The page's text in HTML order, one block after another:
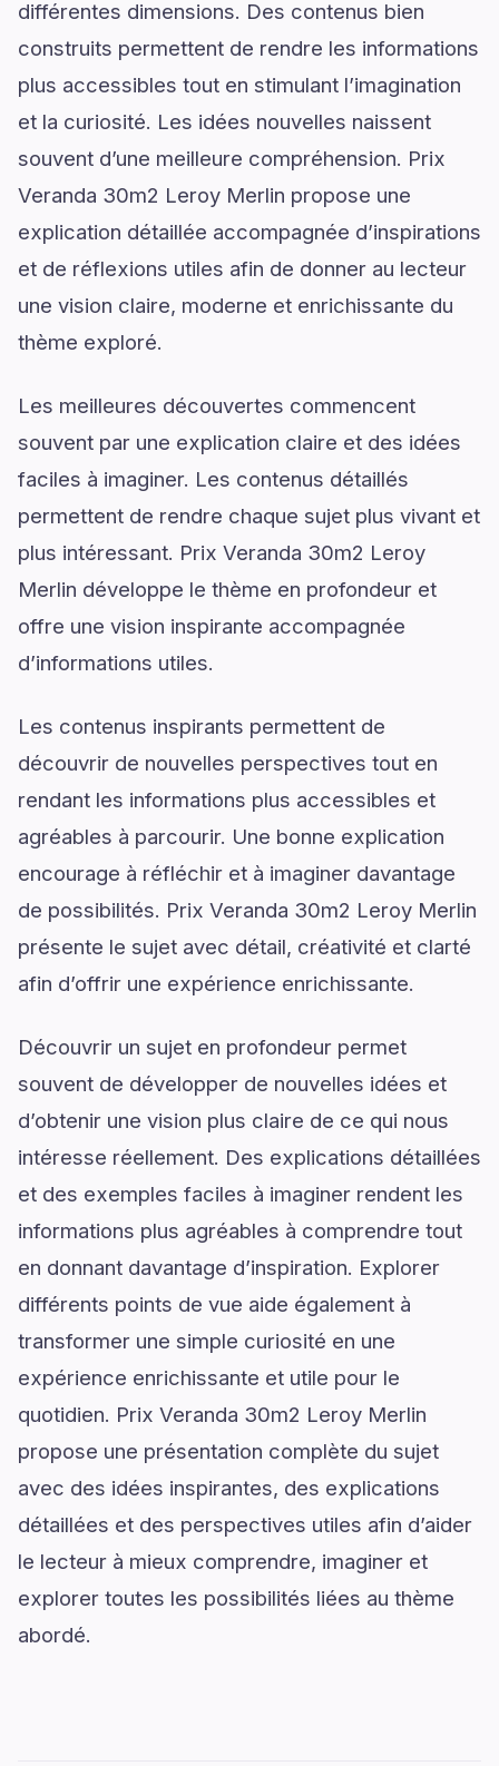
différentes dimensions. Des contenus bien
construits permettent de rendre les informations
plus accessibles tout en stimulant l’imagination
et la curiosité. Les idées nouvelles naissent
souvent d’une meilleure compréhension. Prix
Veranda 30m2 Leroy Merlin propose une
explication détaillée accompagnée d’inspirations
et de réflexions utiles afin de donner au lecteur
une vision claire, moderne et enrichissante du
thème exploré.
Les meilleures découvertes commencent
souvent par une explication claire et des idées
faciles à imaginer. Les contenus détaillés
permettent de rendre chaque sujet plus vivant et
plus intéressant. Prix Veranda 30m2 Leroy
Merlin développe le thème en profondeur et
offre une vision inspirante accompagnée
d’informations utiles.
Les contenus inspirants permettent de
découvrir de nouvelles perspectives tout en
rendant les informations plus accessibles et
agréables à parcourir. Une bonne explication
encourage à réfléchir et à imaginer davantage
de possibilités. Prix Veranda 30m2 Leroy Merlin
présente le sujet avec détail, créativité et clarté
afin d’offrir une expérience enrichissante.
Découvrir un sujet en profondeur permet
souvent de développer de nouvelles idées et
d’obtenir une vision plus claire de ce qui nous
intéresse réellement. Des explications détaillées
et des exemples faciles à imaginer rendent les
informations plus agréables à comprendre tout
en donnant davantage d’inspiration. Explorer
différents points de vue aide également à
transformer une simple curiosité en une
expérience enrichissante et utile pour le
quotidien. Prix Veranda 30m2 Leroy Merlin
propose une présentation complète du sujet
avec des idées inspirantes, des explications
détaillées et des perspectives utiles afin d’aider
le lecteur à mieux comprendre, imaginer et
explorer toutes les possibilités liées au thème
abordé.